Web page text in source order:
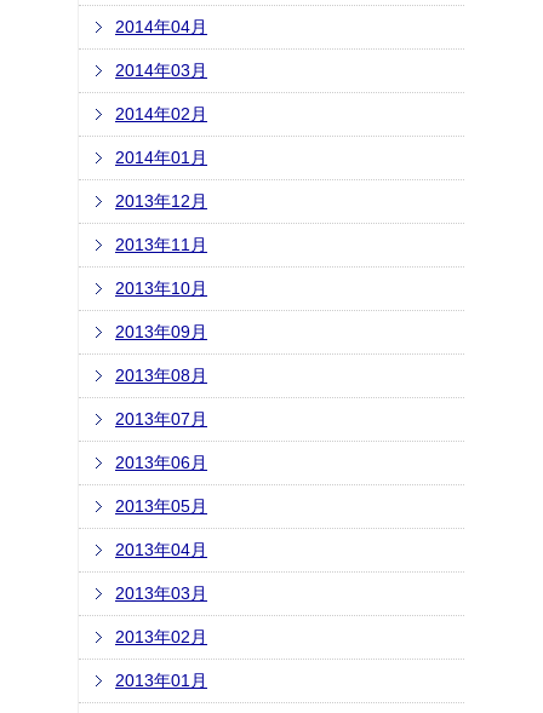
2014年04月
2014年03月
2014年02月
2014年01月
2013年12月
2013年11月
2013年10月
2013年09月
2013年08月
2013年07月
2013年06月
2013年05月
2013年04月
2013年03月
2013年02月
2013年01月